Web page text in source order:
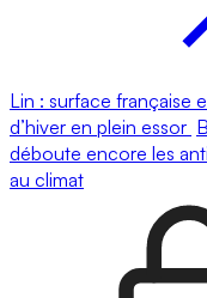
Lin : surface française
d’hiver en plein essor
déboute encore les
au climat